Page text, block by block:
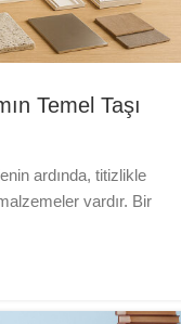
Temel Taşı
ardında, titizlikle
vardır. Bir